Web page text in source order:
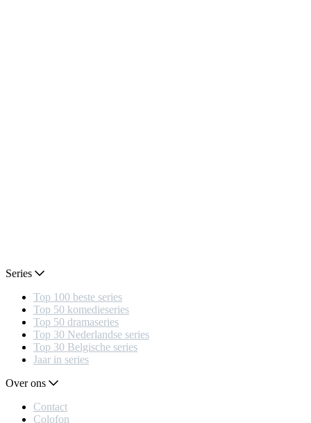
Series
Top 100 beste series
Top 50 komedieseries
Top 50 dramaseries
Top 30 Nederlandse series
Top 30 Belgische series
Jaar in series
Over ons
Contact
Colofon